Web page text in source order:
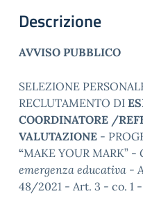
Descrizione
AVVISO PUBBLICO
SELEZIONE
RECLUTAMENTO DI
COORDINATORE /
VALUTAZIONE -
“MAKE YOUR MARK” -
emergenza educativa -
48/2021 - Art. 3 - co. 1